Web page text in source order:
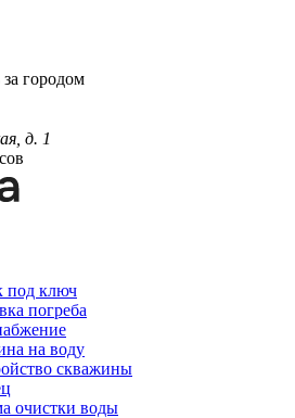
городом
д. 1
под ключ
погреба
на воду
скважины
очистки воды